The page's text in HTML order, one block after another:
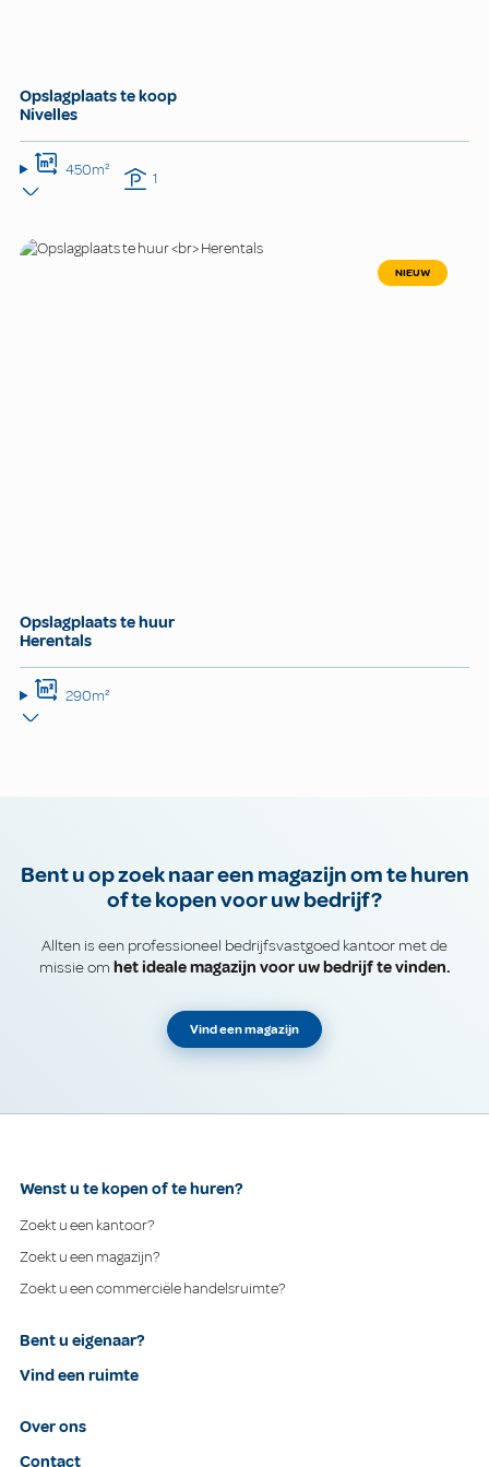
Opslagplaats te koop
Nivelles
450m² 1
NIEUW
Opslagplaats te huur
Herentals
290m²
Bent u op zoek naar een magazijn om te huren
of te kopen voor uw bedrijf?
Allten is een professioneel bedrijfsvastgoed kantoor met de
missie om het ideale magazijn voor uw bedrijf te vinden.
Vind een magazijn
Wenst u te kopen of te huren?
Zoekt u een kantoor?
Zoekt u een magazijn?
Zoekt u een commerciële handelsruimte?
Bent u eigenaar?
Vind een ruimte
Over ons
Contact